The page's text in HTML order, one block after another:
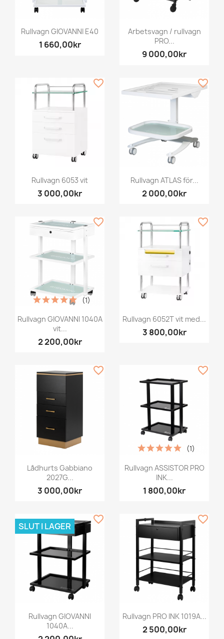
Rullvagn GIOVANNI E40
1 660,00kr
Arbetsvagn / rullvagn
PRO...
9 000,00kr
Rullvagn 6053 vit
3 000,00kr
favorite_border
Rullvagn ATLAS för...
2 000,00kr
favorite_border
Rullvagn GIOVANNI 1040A
vit...
2 200,00kr
(1)
favorite_border
Rullvagn 6052T vit med...
3 800,00kr
favorite_border
Lådhurts Gabbiano
2027G...
3 000,00kr
favorite_border
Rullvagn ASSISTOR PRO
INK...
1 800,00kr
(1)
favorite_border
Rullvagn GIOVANNI
1040A...
SLUT I LAGER
favorite_border
Rullvagn PRO INK 1019A...
2 500,00kr
favorite_border